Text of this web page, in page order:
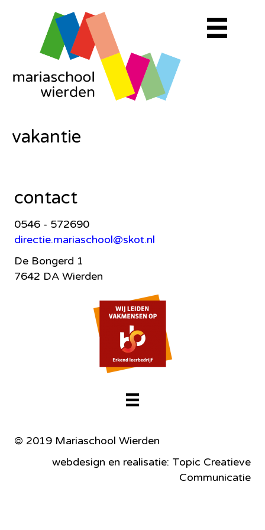
vakantie
contact
0546 - 572690
directie.mariaschool@skot.nl
De Bongerd 1
7642 DA Wierden
© 2019 Mariaschool Wierden
webdesign en realisatie: Topic Creatieve
Communicatie